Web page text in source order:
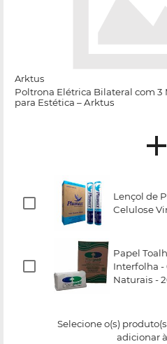
Arktus
Poltrona Elétrica Bilateral com
para Estética – Arktus
Lençol de
Celulose
Papel
Interfolha -
Naturais -
Selecione o(s)
adicionar